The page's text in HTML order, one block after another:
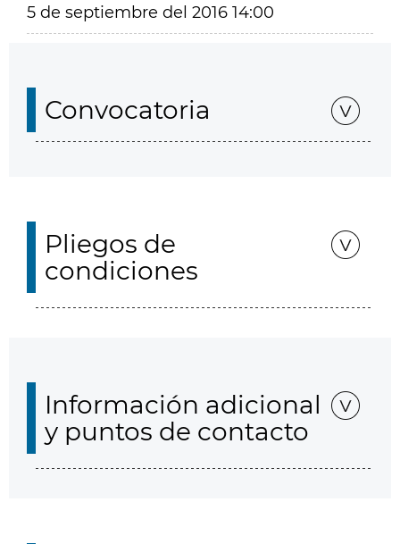
5 de septiembre del 2016 14:00
Convocatoria
Pliegos de
condiciones
Información adicional
y puntos de contacto